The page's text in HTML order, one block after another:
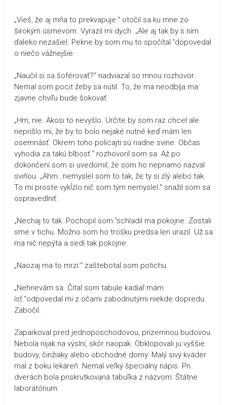
„Vieš, že aj mňa to prekvapuje.“ otočil sa ku mne zo
širokým úsmevom. Vyrazil mi dych. „Ale aj tak by s ním
ďaleko nezašiel. Pekne by som mu to spočítal.“dopovedal
o niečo vážnejšie.
„Naučil si sa šoférovať?“ nadviazal so mnou rozhovor.
Nemal som pocit žeby sa nútil. To, že ma neodbíja ma
zjavne chvíľu bude šokovať.
„Hm, nie. Akosi to nevyšlo. Určite by som raz chcel ale
neprišlo mi, že by to bolo nejaké nutné keď mám len
osemnásť. Okrem toho policajti sú riadne svine. Občas
vyhodia za takú blbosť.“ rozhovoril som sa. Až po
dokončení som si uvedomil, že som ho nepriamo nazval
sviňou. „Ahm…nemyslel som to tak, že ty si zlý alebo tak.
To mi proste vykĺzlo nič som tým nemyslel.“ snažil som sa
ospravedlniť.
„Nechaj to tak. Pochopil som.“schladil ma pokojne. Zostali
sme v tichu. Možno som ho trošku predsa len urazil. Už sa
ma nič nepýta a sedí tak pokojne.
„Naozaj ma to mrzí.“ zaštebotal som potichu.
„Nehnevám sa. Čítal som tabule kadiaľ mám
ísť.“odpovedal mi z očami zabodnutými niekde dopredu.
Zabočil.
Zaparkoval pred jednoposchodovou, prízemnou budovou.
Nebola nijak na výslní, skôr naopak. Obklopovali ju vyššie
budovy, činžiaky alebo obchodné domy. Malý sivý kváder
mal z boku lekáreň. Nemal veľký špeciálny nápis. Pri
dverách bola priskrutkovaná tabuľka z názvom: Štátne
laboratórium.